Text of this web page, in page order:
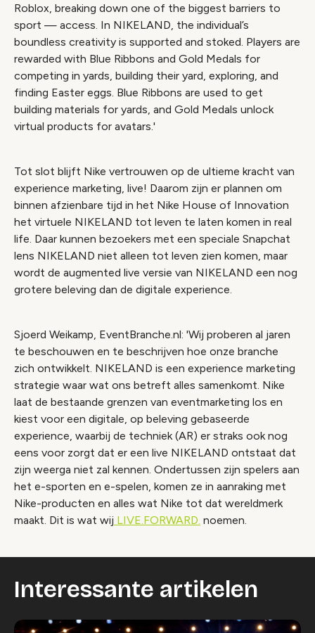
Roblox, breaking down one of the biggest barriers to
sport — access. In NIKELAND, the individual’s
boundless creativity is supported and stoked. Players are
rewarded with Blue Ribbons and Gold Medals for
competing in yards, building their yard, exploring, and
finding Easter eggs. Blue Ribbons are used to get
building materials for yards, and Gold Medals unlock
virtual products for avatars.'
Tot slot blijft Nike vertrouwen op de ultieme kracht van
experience marketing, live! Daarom zijn er plannen om
binnen afzienbare tijd in het Nike House of Innovation
het virtuele NIKELAND tot leven te laten komen in real
life. Daar kunnen bezoekers met een speciale Snapchat
lens NIKELAND niet alleen tot leven zien komen, maar
wordt de augmented live versie van NIKELAND een nog
grotere beleving dan de digitale experience.
Sjoerd Weikamp, EventBranche.nl: 'Wij proberen al jaren
te beschouwen en te beschrijven hoe onze branche
zich ontwikkelt. NIKELAND is een experience marketing
strategie waar wat ons betreft alles samenkomt. Nike
laat de bestaande grenzen van eventmarketing los en
kiest voor een digitale, op beleving gebaseerde
experience, waarbij de techniek (AR) er straks ook nog
eens voor zorgt dat er een live NIKELAND ontstaat dat
zijn weerga niet zal kennen. Ondertussen zijn spelers aan
het e-sporten en e-spelen, komen ze in aanraking met
Nike-producten en alles wat Nike tot dat wereldmerk
maakt. Dit is wat wij LIVE.FORWARD. noemen.
Interessante artikelen